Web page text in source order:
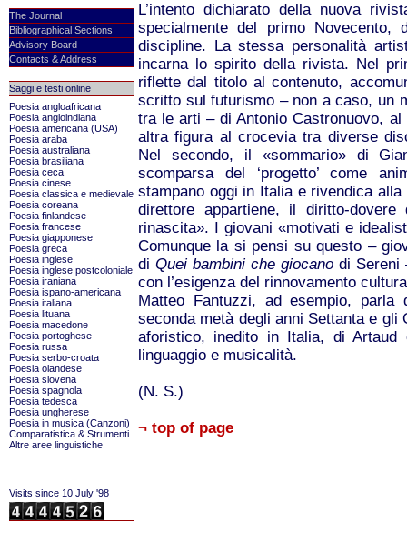
The Journal
Bibliographical Sections
Advisory Board
Contacts & Address
Saggi e testi online
Poesia angloafricana
Poesia angloindiana
Poesia americana (USA)
Poesia araba
Poesia australiana
Poesia brasiliana
Poesia ceca
Poesia cinese
Poesia classica e medievale
Poesia coreana
Poesia finlandese
Poesia francese
Poesia giapponese
Poesia greca
Poesia inglese
Poesia inglese postcoloniale
Poesia iraniana
Poesia ispano-americana
Poesia italiana
Poesia lituana
Poesia macedone
Poesia portoghese
Poesia russa
Poesia serbo-croata
Poesia olandese
Poesia slovena
Poesia spagnola
Poesia tedesca
Poesia ungherese
Poesia in musica (Canzoni)
Comparatistica & Strumenti
Altre aree linguistiche
Visits since 10 July '98
L’intento dichiarato della nuova
specialmente del primo Novecento,
discipline. La stessa personalità
incarna lo spirito della rivista. Nel
riflette dal titolo al contenuto,
scritto sul futurismo – non a caso, un
tra le arti – di Antonio Castronuovo,
altra figura al crocevia tra diverse
Nel secondo, il «sommario» di
scomparsa del ‘progetto’ come
stampano oggi in Italia e rivendica
direttore appartiene, il diritto-
rinascita». I giovani «motivati e
Comunque la si pensi su questo –
di Quei bambini che giocano di Sereni
con l’esigenza del rinnovamento
Matteo Fantuzzi, ad esempio,
seconda metà degli anni Settanta e gli
aforistico, inedito in Italia, di
linguaggio e musicalità.
(N. S.)
¬ top of page